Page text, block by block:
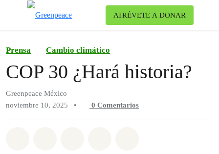
ATRÉVETE A DONAR
Prensa Cambio climático
COP 30 ¿Hará historia?
Greenpeace México
noviembre 10, 2025
• 0 Comentarios